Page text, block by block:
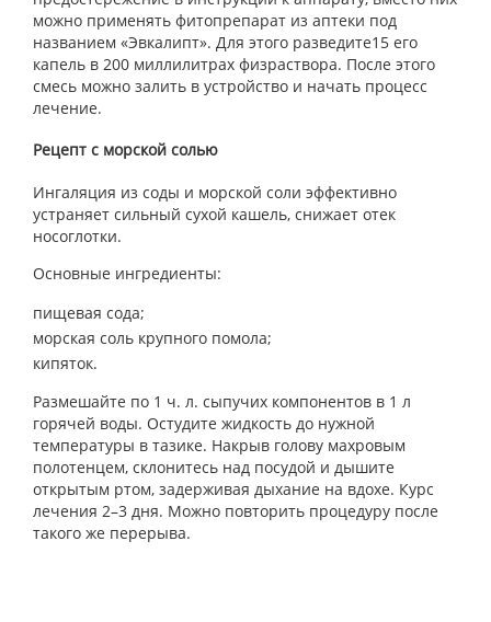
можно применять фитопрепарат из аптеки под
названием «Эвкалипт». Для этого разведите15 его
капель в 200 миллилитрах физраствора. После этого
смесь можно залить в устройство и начать процесс
лечение.
Рецепт с морской солью
Ингаляция из соды и морской соли эффективно
устраняет сильный сухой кашель, снижает отек
носоглотки.
Основные ингредиенты:
пищевая сода;
морская соль крупного помола;
кипяток.
Размешайте по 1 ч. л. сыпучих компонентов в 1 л
горячей воды. Остудите жидкость до нужной
температуры в тазике. Накрыв голову махровым
полотенцем, склонитесь над посудой и дышите
открытым ртом, задерживая дыхание на вдохе. Курс
лечения 2–3 дня. Можно повторить процедуру после
такого же перерыва.